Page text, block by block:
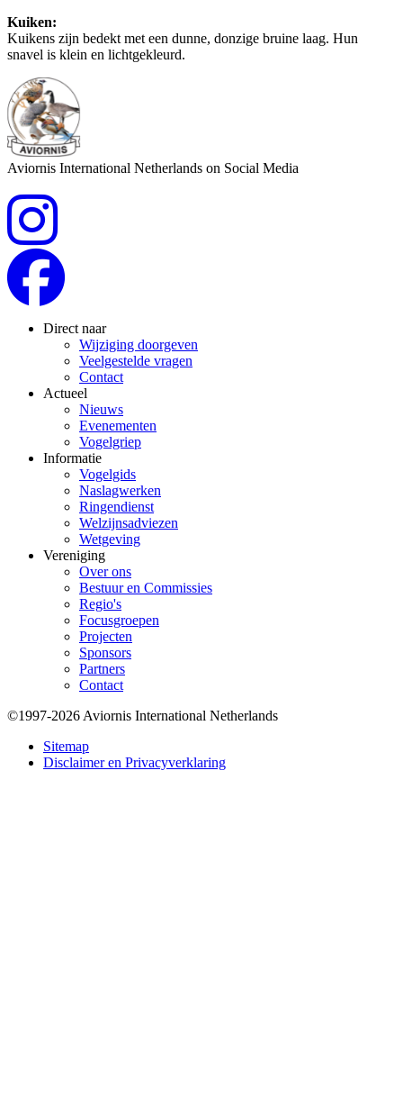
Kuiken:
Kuikens zijn bedekt met een dunne, donzige bruine laag. Hun
snavel is klein en lichtgekleurd.
Aviornis International Netherlands on Social Media
Direct naar
Wijziging doorgeven
Veelgestelde vragen
Contact
Actueel
Nieuws
Evenementen
Vogelgriep
Informatie
Vogelgids
Naslagwerken
Ringendienst
Welzijnsadviezen
Wetgeving
Vereniging
Over ons
Bestuur en Commissies
Regio's
Focusgroepen
Projecten
Sponsors
Partners
Contact
Bottom
©1997-2026 Aviornis International Netherlands
Sitemap
Disclaimer en Privacyverklaring